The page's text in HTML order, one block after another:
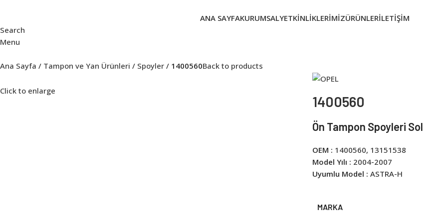
ANA SAYFAKURUMSALYETKINLIKLERIMIZÜRÜNLERİLETIŞIM
Search
Menu
Ana Sayfa Tampon ve Yan Ürünleri Spoyler 1400560Back to products
Click to enlarge
1400560
Ön Tampon Spoyleri Sol
OEM : 1400560, 13151538
Model Yılı : 2004-2007
Uyumlu Model : ASTRA-H
MARKA